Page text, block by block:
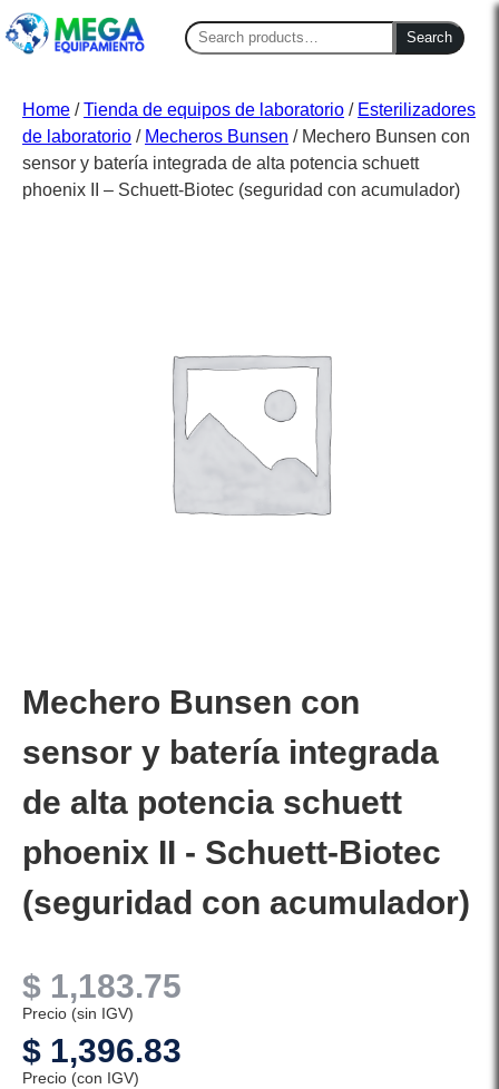
Search
for:
Search
Home /Tienda de equipos de laboratorio / Esterilizadores
de laboratorio / Mecheros Bunsen / Mechero Bunsen con
sensor y batería integrada de alta potencia schuett
phoenix II – Schuett-Biotec (seguridad con acumulador)
Mechero Bunsen con
sensor y batería integrada
de alta potencia schuett
phoenix II - Schuett-Biotec
(seguridad con acumulador)
$ 1,183.75
Precio (sin IGV)
$ 1,396.83
Precio (con IGV)